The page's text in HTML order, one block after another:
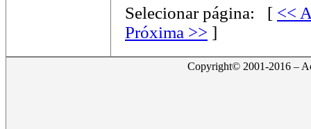
Selecionar página: [ <<
Próxima >> ]
Copyright© 2001-2016 –